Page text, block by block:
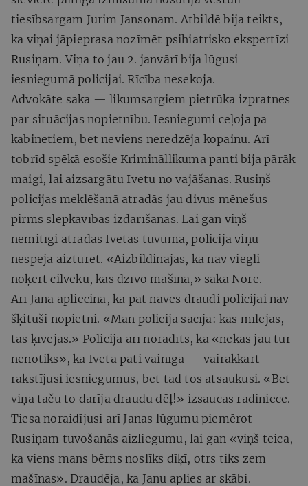
tiesībsargam Jurim Jansonam. Atbildē bija teikts,
ka viņai jāpieprasa nozīmēt psihiatrisko ekspertīzi
Rusiņam. Viņa to jau 2. janvārī bija lūgusi
iesniegumā policijai. Rīcība nesekoja.
Advokāte saka — likumsargiem pietrūka izpratnes
par situācijas nopietnību. Iesniegumi ceļoja pa
kabinetiem, bet neviens neredzēja kopainu. Arī
tobrīd spēkā esošie Krimināllikuma panti bija pārāk
maigi, lai aizsargātu Ivetu no vajāšanas. Rusiņš
policijas meklēšanā atradās jau divus mēnešus
pirms slepkavības izdarīšanas. Lai gan viņš
nemitīgi atradās Ivetas tuvumā, policija viņu
nespēja aizturēt. «Aizbildinājās, ka nav viegli
noķert cilvēku, kas dzīvo mašīnā,» saka Nore.
Arī Jana apliecina, ka pat nāves draudi policijai nav
šķituši nopietni. «Man policijā sacīja: kas mīlējas,
tas ķīvējas.» Policijā arī norādīts, ka «nekas jau tur
nenotiks», ka Iveta pati vainīga — vairākkārt
rakstījusi iesniegumus, bet tad tos atsaukusi. «Bet
viņa taču to darīja draudu dēļ!» izsaucas radiniece.
Tiesa noraidījusi arī Janas lūgumu piemērot
Rusiņam tuvošanās aizliegumu, lai gan «viņš teica,
ka viens mans bērns noslīks dīķī, otrs tiks zem
mašīnas». Draudēja, ka Janu aplies ar skābi.